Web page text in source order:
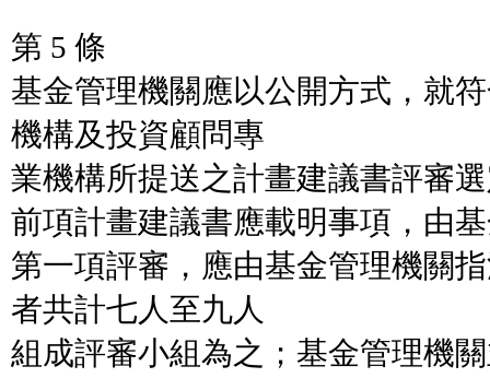
第 5 條
基金管理機關應以公開方式，就
機構及投資顧問專
業機構所提送之計畫建議書評審
前項計畫建議書應載明事項，由
第一項評審，應由基金管理機關
者共計七人至九人
組成評審小組為之；基金管理機